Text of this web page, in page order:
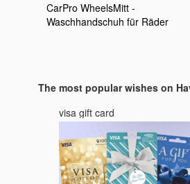
CarPro WheelsMitt -
Waschhandschuh für Räder
The most popular wishes on
visa gift card